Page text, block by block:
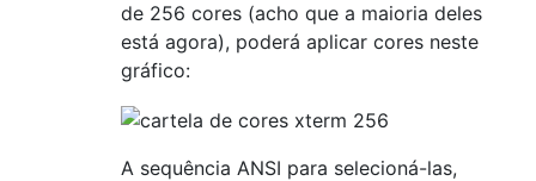
de 256 cores (acho que a maioria deles
está agora), poderá aplicar cores neste
gráfico:
A sequência ANSI para selecioná-las,